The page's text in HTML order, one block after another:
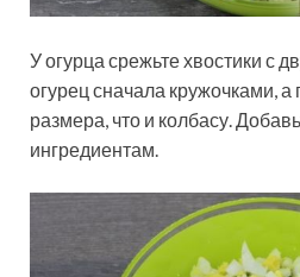
У огурца срежьте хвостики с
огурец сначала кружочками, а
размера, что и колбасу.
ингредиентам.